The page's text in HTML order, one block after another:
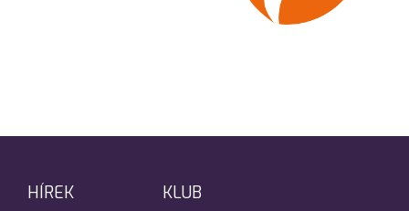
HÍREK KLUB